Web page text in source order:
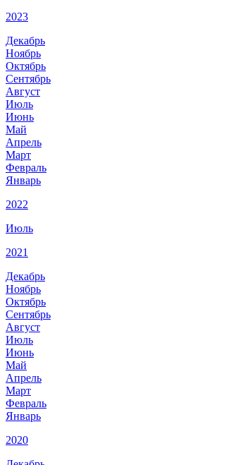
2023
Декабрь
Ноябрь
Октябрь
Сентябрь
Август
Июль
Июнь
Май
Апрель
Март
Февраль
Январь
2022
Июль
2021
Декабрь
Ноябрь
Октябрь
Сентябрь
Август
Июль
Июнь
Май
Апрель
Март
Февраль
Январь
2020